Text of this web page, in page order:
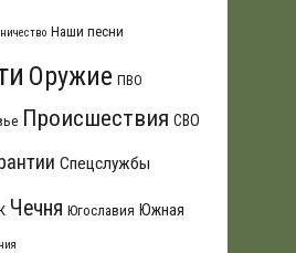
Наши песни
Оружие ПВО
Происшествия СВО
Спецслужбы
Чечня Югославия Южная